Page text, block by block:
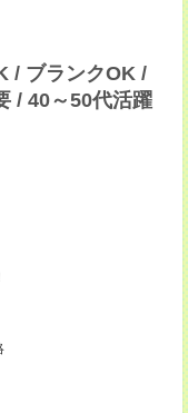
/ ブランクOK /
/ 40～50代活躍